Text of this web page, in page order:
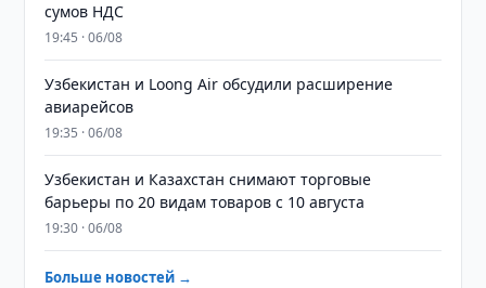
сумов НДС
19:45 · 06/08
Узбекистан и Loong Air обсудили расширение
авиарейсов
19:35 · 06/08
Узбекистан и Казахстан снимают торговые
барьеры по 20 видам товаров с 10 августа
19:30 · 06/08
Больше новостей →